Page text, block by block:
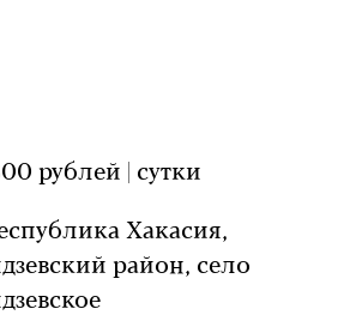
рублей | сутки
Хакасия,
район, село